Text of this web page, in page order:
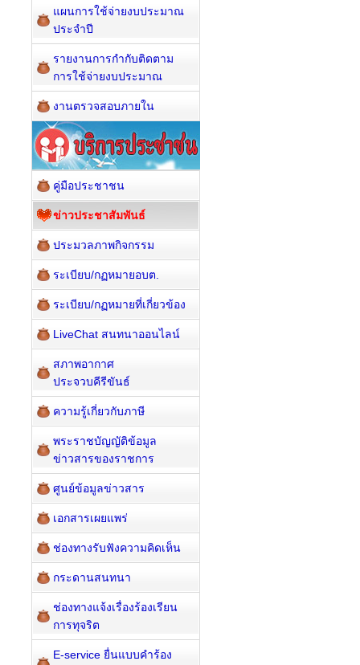
แผนการใช้จ่ายงบประมาณ
ประจำปี
รายงานการกำกับติดตาม
การใช้จ่ายงบประมาณ
งานตรวจสอบภายใน
คู่มือประชาชน
ข่าวประชาสัมพันธ์
ประมวลภาพกิจกรรม
ระเบียบ/กฏหมายอบต.
ระเบียบ/กฏหมายที่เกี่ยวข้อง
LiveChat สนทนาออนไลน์
สภาพอากาศ
ประจวบคีรีขันธ์
ความรู้เกี่ยวกับภาษี
พระราชบัญญัติข้อมูล
ข่าวสารของราชการ
ศูนย์ข้อมูลข่าวสาร
เอกสารเผยแพร่
ช่องทางรับฟังความคิดเห็น
กระดานสนทนา
ช่องทางแจ้งเรื่องร้องเรียน
การทุจริต
E-service ยื่นแบบคำร้อง